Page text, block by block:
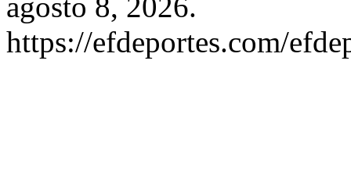
https://efdeportes.com/